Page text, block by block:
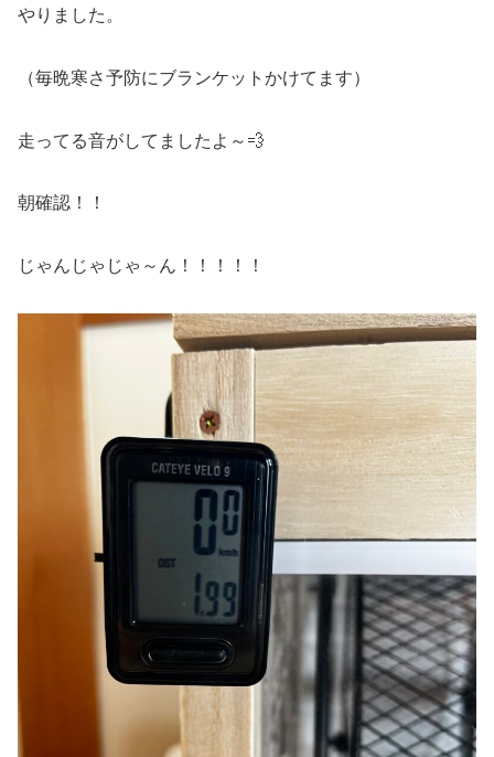
やりました。
（毎晩寒さ予防にブランケットかけてます）
走ってる音がしてましたよ～💨
朝確認！！
じゃんじゃじゃ～ん！！！！！